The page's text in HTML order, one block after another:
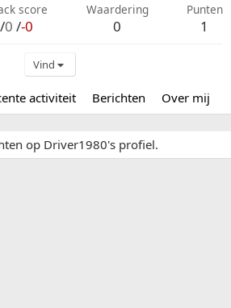
score
/0 /-0
Waardering
0
Punten
1
Vind
activiteit Berichten Over mij
op Driver1980's profiel.